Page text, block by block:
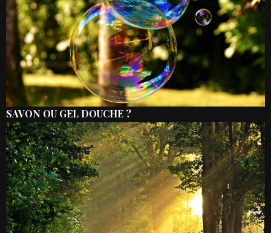
SAVON OU GEL DOUCHE ?